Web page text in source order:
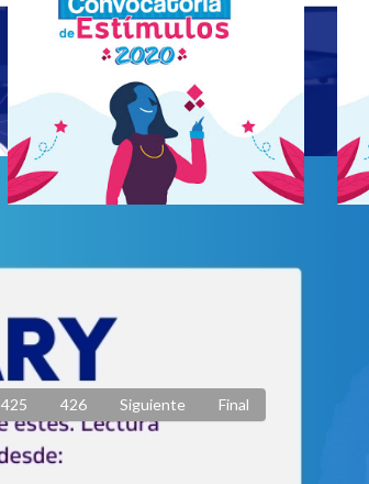
Inédita
425 426 Siguiente Final